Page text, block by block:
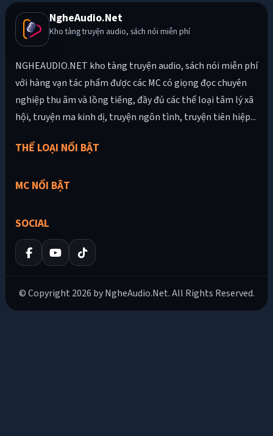
NgheAudio.Net
Kho tàng truyện audio, sách nói miễn phí
NGHEAUDIO.NET kho tàng truyện audio, sách nói miễn phí
với hàng vạn tác phẩm được các MC có giọng đọc chuyên
nghiệp thu âm và lồng tiếng, đầy đủ các thể loại tâm lý xã
hội, truyện ma kinh dị, truyện ngôn tình, truyện tiên hiệp...
THỂ LOẠI NỔI BẬT
MC NỔI BẬT
SOCIAL
© Copyright 2026 by NgheAudio.Net. All Rights Reserved.